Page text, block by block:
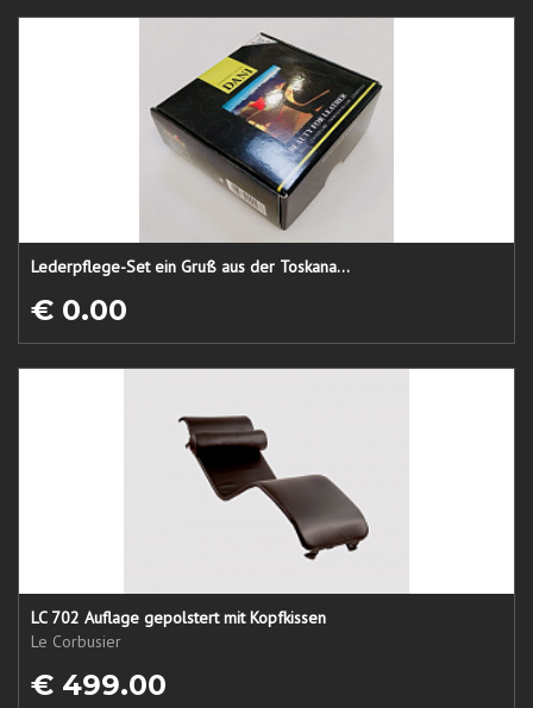
Lederpflege-Set ein Gruß aus der Toskana...
€ 0.00
LC 702 Auflage gepolstert mit Kopfkissen
Le Corbusier
€ 499.00